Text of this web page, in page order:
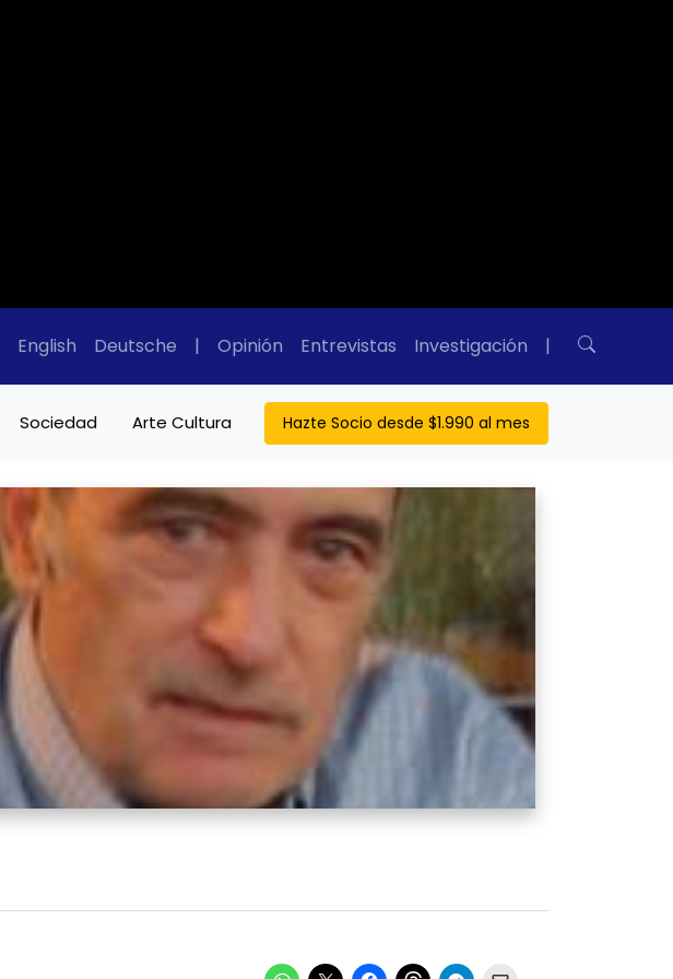
English Deutsche | Opinión Entrevistas Investigación |
Sociedad Arte Cultura Hazte Socio desde $1.990 al mes